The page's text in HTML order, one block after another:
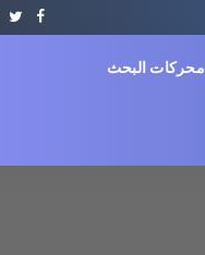
محركات البحث